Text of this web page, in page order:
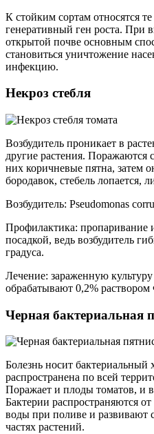
К стойким сортам относятся
генеративный ген роста. При
открытой почве основным
становиться уничтожение
инфекцию.
Некроз стебля
Возбудитель проникает в
другие растения. Поражаются
них коричневые пятна, затем
бородавок, стебель лопается,
Возбудитель: Pseudomonas
Профилактика: пропаривание
посадкой, ведь возбудитель
градуса.
Лечение: зараженную
обрабатывают 0,2%
Черная бактериальная
Болезнь носит бактериальный
распространена по всей
Поражает и плоды томатов, и
Бактерии распространяются
воды при поливе и развивают
частях растений.